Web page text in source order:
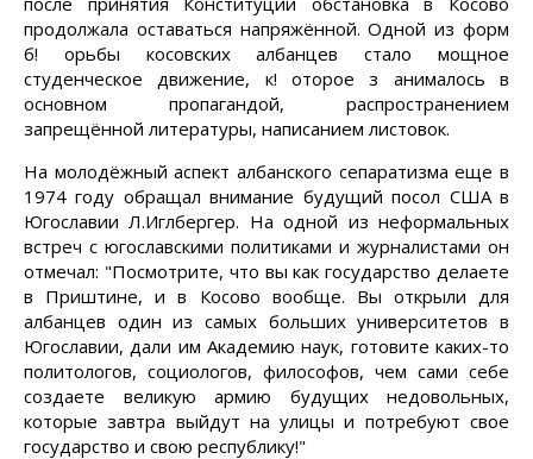
продолжала оставаться напряжённой. Одной из форм
б! орьбы косовских албанцев стало мощное
студенческое движение, к! оторое з анималось в
основном пропагандой, распространением
запрещённой литературы, написанием листовок.
На молодёжный аспект албанского сепаратизма еще в
1974 году обращал внимание будущий посол США в
Югославии Л.Иглбергер. На одной из неформальных
встреч с югославскими политиками и журналистами он
отмечал: "Посмотрите, что вы как государство делаете
в Приштине, и в Косово вообще. Вы открыли для
албанцев один из самых больших университетов в
Югославии, дали им Академию наук, готовите каких-то
политологов, социологов, философов, чем сами себе
создаете великую армию будущих недовольных,
которые завтра выйдут на улицы и потребуют свое
государство и свою республику!"